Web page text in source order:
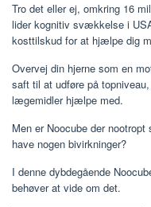
Tro det eller ej, omkring 16
lider kognitiv svækkelse i
kosttilskud for at hjælpe dig
Overvej din hjerne som en
saft til at udføre på
lægemidler hjælpe med.
Men er Noocube der
have nogen bivirkninger?
I denne dybdegående
behøver at vide om det.